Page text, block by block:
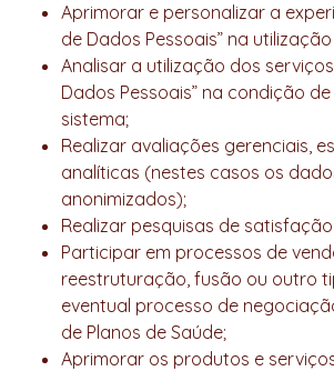
Aprimorar e personalizar a
de Dados Pessoais” na
Analisar a utilização dos
Dados Pessoais” na condição
sistema;
Realizar avaliações gerenciais,
analíticas (nestes casos os
anonimizados);
Realizar pesquisas de
Participar em processos de
reestruturação, fusão ou outro
eventual processo de
de Planos de Saúde;
Aprimorar os produtos e